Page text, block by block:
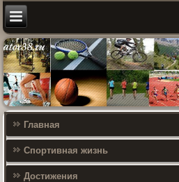
Главная
Спортивная жизнь
Достижения